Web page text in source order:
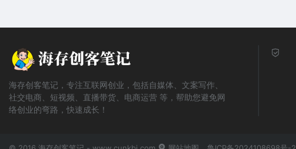
海存创客笔记，专注互联网创业，包括自媒体、文案写作、
社交电商、短视频、直播带货、电商运营 等，帮助您避免网
络创业的弯路，快速成长！